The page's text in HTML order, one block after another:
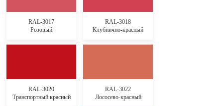
RAL-3017
Розовый
RAL-3018
Клубнично-красный
RAL-3020
Транспортный красный
RAL-3022
Лососево-красный